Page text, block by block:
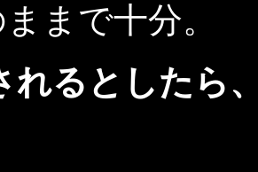
まで十分。
れるとしたら